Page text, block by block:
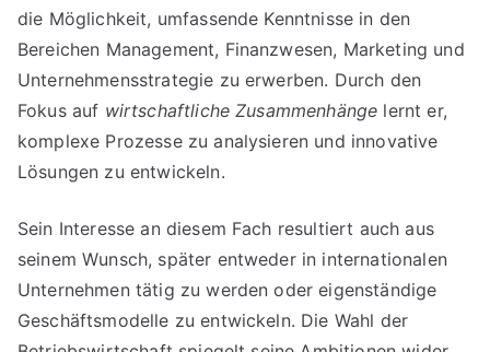
die Möglichkeit, umfassende Kenntnisse in den
Bereichen Management, Finanzwesen, Marketing und
Unternehmensstrategie zu erwerben. Durch den
Fokus auf wirtschaftliche Zusammenhänge lernt er,
komplexe Prozesse zu analysieren und innovative
Lösungen zu entwickeln.
Sein Interesse an diesem Fach resultiert auch aus
seinem Wunsch, später entweder in internationalen
Unternehmen tätig zu werden oder eigenständige
Geschäftsmodelle zu entwickeln. Die Wahl der